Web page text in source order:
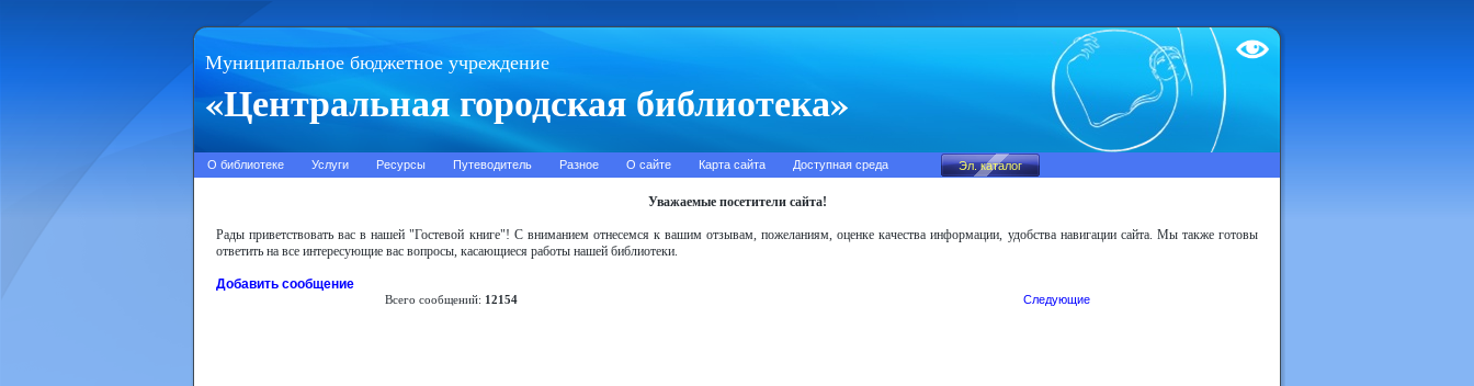
Муниципальное бюджетное учреждение
«Центральная городская библиотека»
Test
О библиотеке Услуги Ресурсы Путеводитель Разное О сайте Карта сайта Доступная среда
Уважаемые посетители сайта!
Рады приветствовать вас в нашей "Гостевой книге"! С вниманием отнесемся к вашим отзывам, пожеланиям, оценке качества информации, удобства навигации сайта. Мы также готовы
ответить на все интересующие вас вопросы, касающиеся работы нашей библиотеки.
Добавить сообщение
Всего сообщений: 12154 Следующие